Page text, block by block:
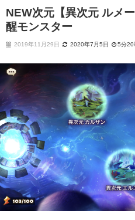
NEW次元【異次元 ルメ
醒モンスター
2019年11月29日 2020年7月5日 5分20